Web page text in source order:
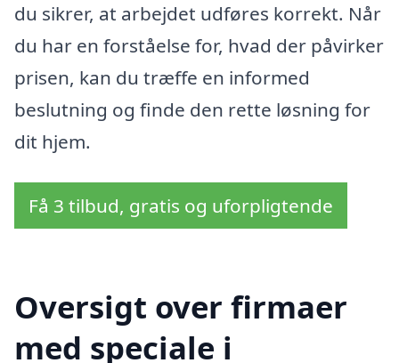
du sikrer, at arbejdet udføres korrekt. Når
du har en forståelse for, hvad der påvirker
prisen, kan du træffe en informed
beslutning og finde den rette løsning for
dit hjem.
Få 3 tilbud, gratis og uforpligtende
Oversigt over firmaer
med speciale i